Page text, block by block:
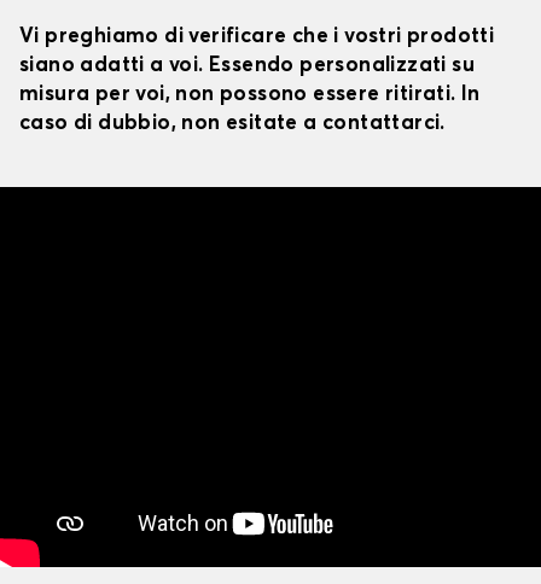
Vi preghiamo di verificare che i vostri prodotti
siano adatti a voi. Essendo personalizzati su
misura per voi, non possono essere ritirati. In
caso di dubbio, non esitate a contattarci.